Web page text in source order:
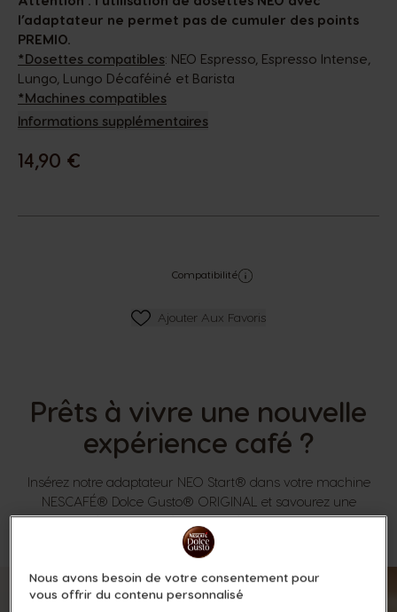
l’adaptateur ne permet pas de cumuler des points
PREMIO.
*Dosettes compatibles: NEO Espresso, Espresso Intense,
Lungo, Lungo Décaféiné et Barista
*Machines compatibles
Informations supplémentaires
14,90 €
Compatibilité
Ajouter Aux Favoris
Ajouter Aux Favoris
Prêts à vivre une nouvelle
expérience café ?
Insérez notre adaptateur NEO Start® dans votre machine
NESCAFÉ® Dolce Gusto® ORIGINAL et savourez une
sélection de délicieux cafés noirs NEO.
Nous avons besoin de votre consentement pour
vous offrir du contenu personnalisé